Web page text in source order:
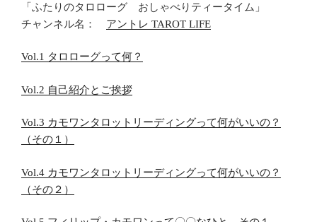
「ふたりのタロローグ おしゃべりティータイム」
チャンネル名： アントレ TAROT LIFE
Vol.1 タロローグって何？
Vol.2 自己紹介とご挨拶
Vol.3 カモワンタロットリーディングって何がいいの？
（その１）
Vol.4 カモワンタロットリーディングって何がいいの？
（その２）